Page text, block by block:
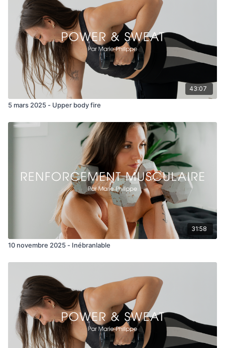
43:07
5 mars 2025 - Upper body fire
31:58
10 novembre 2025 - Inébranlable